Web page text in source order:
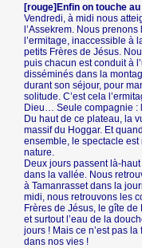
[rouge]Enfin on touche
Vendredi, à midi nous
l’Assekrem. Nous
l’ermitage, inaccessible à
petits Frères de Jésus.
puis chacun est conduit à
disséminés dans la
durant son séjour, pour
solitude. C’est cela
Dieu… Seule compagnie :
Du haut de ce plateau, la
massif du Hoggar. Et
ensemble, le spectacle
nature.
Deux jours passent là-
dans la vallée. Nous
à Tamanrasset dans la
midi, nous retrouvons les
Frères de Jésus, le gîte
et surtout l’eau de la
jours ! Mais ce n’est pas
dans nos vies !